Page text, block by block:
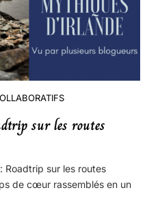
sur les routes
Roadtrip sur les routes
de cœur rassemblés en un